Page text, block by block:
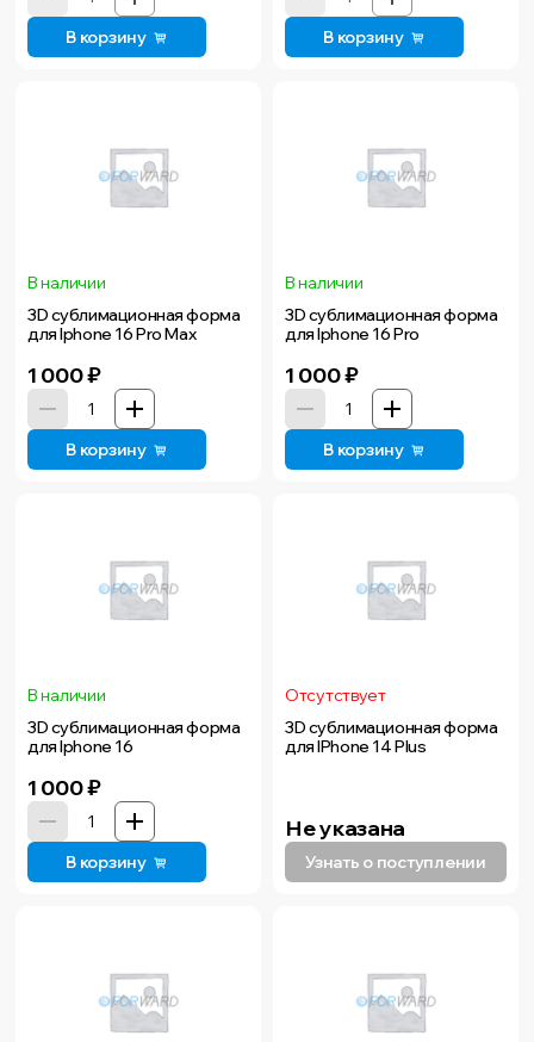
В корзину В корзину
В наличии
3D сублимационная форма
для Iphone 16 Pro Max
1 000₽
В корзину
В наличии
3D сублимационная форма
для Iphone 16 Pro
1 000₽
В корзину
В наличии
3D сублимационная форма
для Iphone 16
1 000₽
В корзину
Отсутствует
3D сублимационная форма
для IPhone 14 Plus
Не указана
Узнать о поступлении